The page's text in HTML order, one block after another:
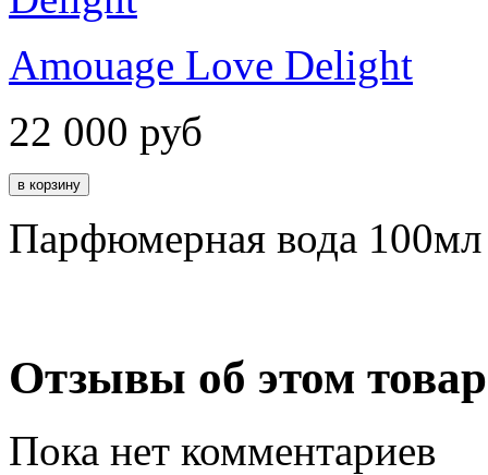
Amouage Love Delight
22 000 руб
Парфюмерная вода 100мл
Отзывы об этом
Пока нет комментариев